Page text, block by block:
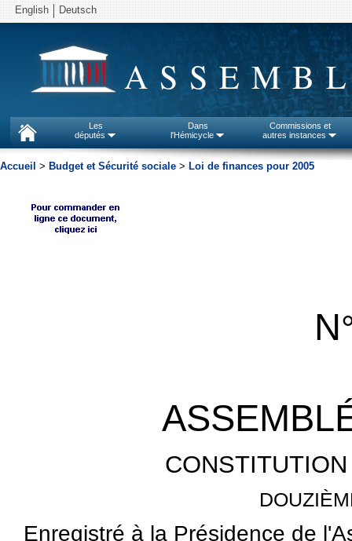
English Deutsch
Les
députés
Dans
l'Hémicycle
Commissions et
autres instances
Accueil > Budget et Sécurité sociale > Loi de finances pour 2005
N
Enregistré à la Présidence de